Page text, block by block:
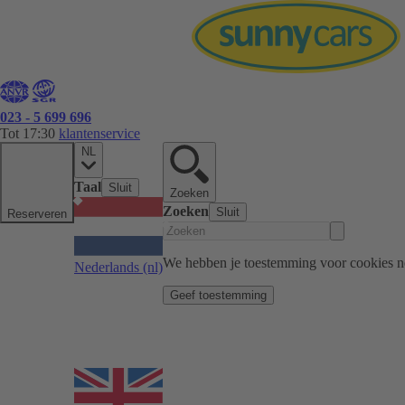
023 - 5 699 696
Tot 17:30 klantenservice
Reserveren
NL
Taal Sluit
Nederlands (nl)
Zoeken
Zoeken Sluit
We hebben je toestemming voor cookies
Geef toestemming